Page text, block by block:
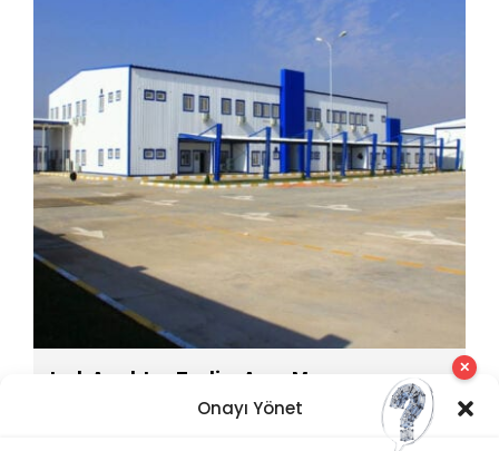
Onayı Yönet
Irak Anahtar Teslim Araç Muayene
İstasyonları (17 Şehirde 20 İstasyon)
✕